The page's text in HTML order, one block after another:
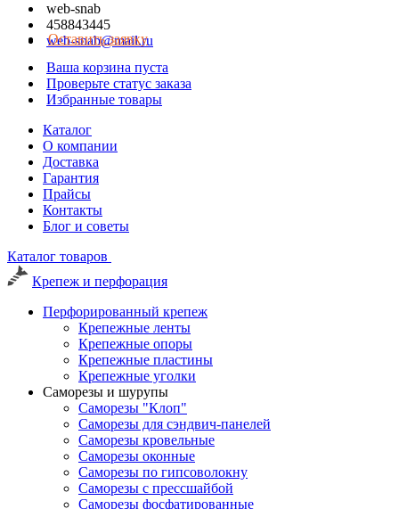
web-snab
458843445
web-snab@mail.ru
Оставить заявку
Ваша корзина пуста
Проверьте статус заказа
Избранные товары
Каталог
О компании
Доставка
Гарантия
Прайсы
Контакты
Блог и советы
Каталог товаров
Крепеж и перфорация
Перфорированный крепеж
Крепежные ленты
Крепежные опоры
Крепежные пластины
Крепежные уголки
Саморезы и шурупы
Саморезы "Клоп"
Саморезы для сэндвич-панелей
Саморезы кровельные
Саморезы оконные
Саморезы по гипсоволокну
Саморезы с прессшайбой
Саморезы фосфатированные